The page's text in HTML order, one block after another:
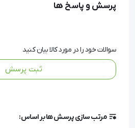
پرسش و پاسخ ها
سوالات خود را در مورد کالا بیان کنید
ثبت پرسش
مرتب سازی پرسش ها بر اساس: